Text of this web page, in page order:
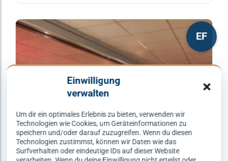
Einwilligung
verwalten
Um dir ein optimales Erlebnis zu bieten, verwenden wir
Technologien wie Cookies, um Geräteinformationen zu
speichern und/oder darauf zuzugreifen. Wenn du diesen
Technologien zustimmst, können wir Daten wie das
Surfverhalten oder eindeutige IDs auf dieser Website
EF
Dieses
Produkt
mehrere
Optionen
können
auf
der